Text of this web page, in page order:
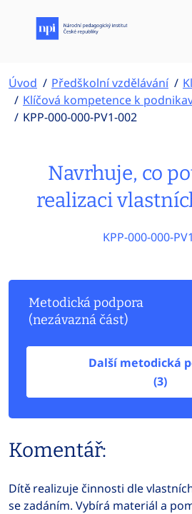
Úvod Předškolní vzdělávání
Klíčová kompetence k
KPP-000-000-PV1-002
Navrhuje, co
realizaci
KPP-000-000-
Metodická podpora
(nezávazná část)
Další metodická
(3)
Komentář:
Dítě realizuje činnosti dle
se zadáním. Vybírá materiál a